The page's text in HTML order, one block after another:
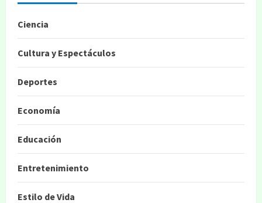
Ciencia
Cultura y Espectáculos
Deportes
Economía
Educación
Entretenimiento
Estilo de Vida